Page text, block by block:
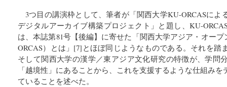
3つ目の講演枠として、筆者が「関西大学KU-ORCASによ
デジタルアーカイブ構築プロジェクト」と題し、KU-
は、本誌第81号【後編】に寄せた「関西大学アジア・オー
ORCAS）とは」[7]とほぼ同じようなものである。それを踏
そして関西大学の漢学／東アジア文化研究の特徴が、学問
「越境性」にあることから、これを支援するような仕組み
ていることを述べた。